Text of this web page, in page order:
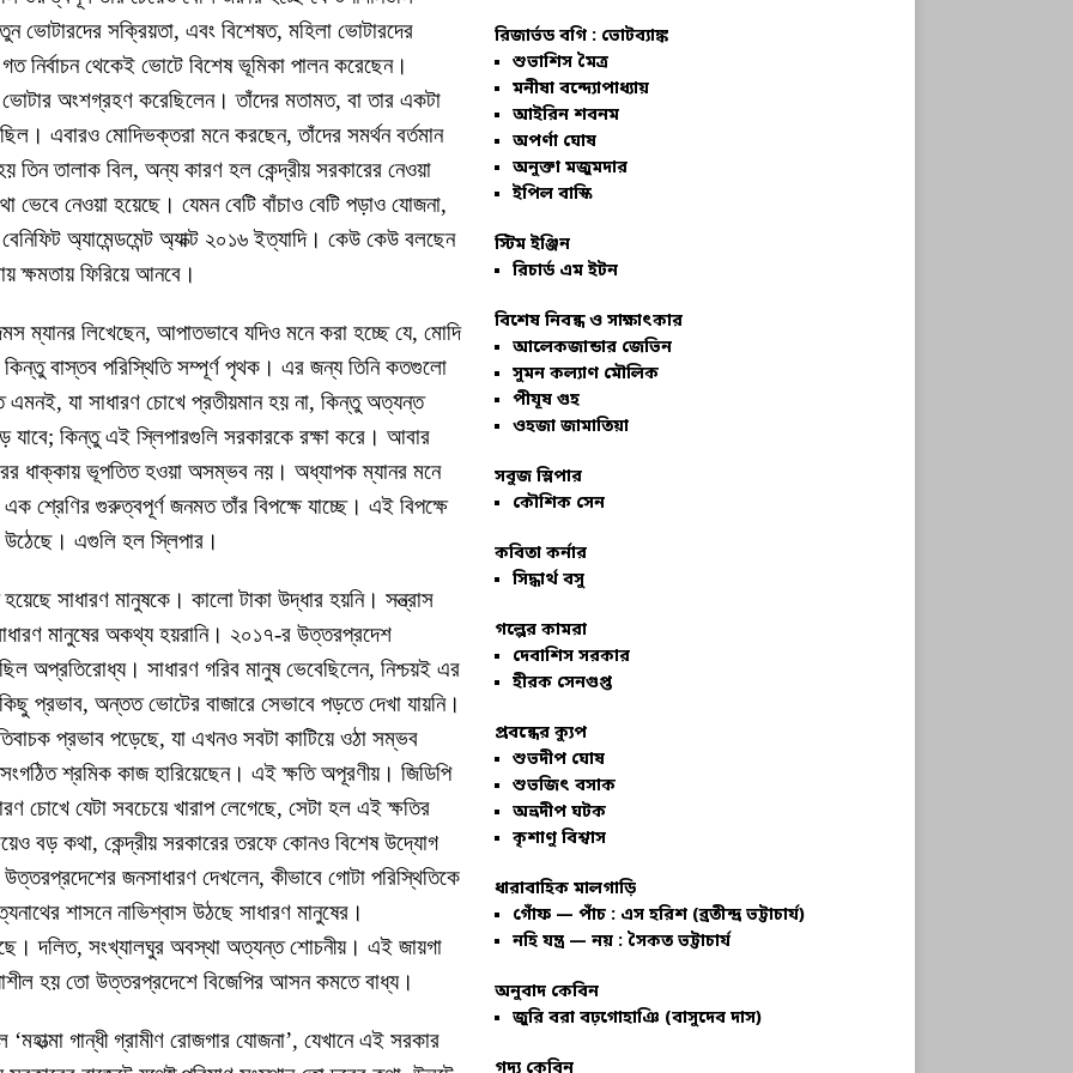
ভোটারদের সক্রিয়তা, এবং বিশেষত, মহিলা ভোটারদের
নির্বাচন থেকেই ভোটে বিশেষ ভূমিকা পালন করেছেন।
অংশগ্রহণ করেছিলেন। তাঁদের মতামত, বা তার একটা
এবারও মোদিভক্তরা মনে করছেন, তাঁদের সমর্থন বর্তমান
তালাক বিল, অন্য কারণ হল কেন্দ্রীয় সরকারের নেওয়া
ভেবে নেওয়া হয়েছে। যেমন বেটি বাঁচাও বেটি পড়াও যোজনা,
অ্যামেন্ডমেন্ট অ্যাক্ট ২০১৬ ইত্যাদি। কেউ কেউ বলছেন
ক্ষমতায় ফিরিয়ে আনবে।
ম্যানর লিখেছেন, আপাতভাবে যদিও মনে করা হচ্ছে যে, মোদি
বাস্তব পরিস্থিতি সম্পূর্ণ পৃথক। এর জন্য তিনি কতগুলো
এমনই, যা সাধারণ চোখে প্রতীয়মান হয় না, কিন্তু অত্যন্ত
কিন্তু এই স্লিপারগুলি সরকারকে রক্ষা করে। আবার
ধাক্কায় ভূপতিত হওয়া অসম্ভব নয়। অধ্যাপক ম্যানর মনে
শ্রেণির গুরুত্বপূর্ণ জনমত তাঁর বিপক্ষে যাচ্ছে। এই বিপক্ষে
উঠেছে। এগুলি হল স্লিপার।
সাধারণ মানুষকে। কালো টাকা উদ্ধার হয়নি। সন্ত্রাস
মানুষের অকথ্য হয়রানি। ২০১৭-র উত্তরপ্রদেশ
অপ্রতিরোধ্য। সাধারণ গরিব মানুষ ভেবেছিলেন, নিশ্চয়ই এর
প্রভাব, অন্তত ভোটের বাজারে সেভাবে পড়তে দেখা যায়নি।
প্রভাব পড়েছে, যা এখনও সবটা কাটিয়ে ওঠা সম্ভব
শ্রমিক কাজ হারিয়েছেন। এই ক্ষতি অপূরণীয়। জিডিপি
চোখে যেটা সবচেয়ে খারাপ লেগেছে, সেটা হল এই ক্ষতির
বড় কথা, কেন্দ্রীয় সরকারের তরফে কোনও বিশেষ উদ্যোগ
জনসাধারণ দেখলেন, কীভাবে গোটা পরিস্থিতিকে
শাসনে নাভিশ্বাস উঠছে সাধারণ মানুষের।
দলিত, সংখ্যালঘুর অবস্থা অত্যন্ত শোচনীয়। এই জায়গা
হয় তো উত্তরপ্রদেশে বিজেপির আসন কমতে বাধ্য।
‘মহাত্মা গান্ধী গ্রামীণ রোজগার যোজনা’, যেখানে এই সরকার
রিজার্ভড বগি : ভোটব্যাঙ্ক
শুভাশিস মৈত্র
মনীষা বন্দ্যোপাধ্যায়
আইরিন শবনম
অপর্ণা ঘোষ
অনুক্তা মজুমদার
ইপিল বাস্কি
স্টিম ইঞ্জিন
রিচার্ড এম ইটন
বিশেষ নিবন্ধ ও সাক্ষাৎকার
আলেকজান্ডার জেভিন
সুমন কল্যাণ মৌলিক
পীযূষ গুহ
ওহজা জামাতিয়া
সবুজ স্লিপার
কৌশিক সেন
কবিতা কর্নার
সিদ্ধার্থ বসু
গল্পের কামরা
দেবাশিস সরকার
হীরক সেনগুপ্ত
প্রবন্ধের ক্যুপ
শুভদীপ ঘোষ
শুভজিৎ বসাক
অভ্রদীপ ঘটক
কৃশাণু বিশ্বাস
ধারাবাহিক মালগাড়ি
গোঁফ — পাঁচ : এস হরিশ (ব্রতীন্দ্র ভট্টাচার্য)
নহি যন্ত্র — নয় : সৈকত ভট্টাচার্য
অনুবাদ কেবিন
জুরি বরা বঢ়গোহাঞি (বাসুদেব দাস)